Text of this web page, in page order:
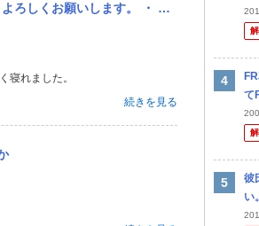
心配なので窓全開は避けたい) ・ 耳栓 ・ 吊るしの...
寝れました。
続きを見る
ロ
て
直
彼
い
て